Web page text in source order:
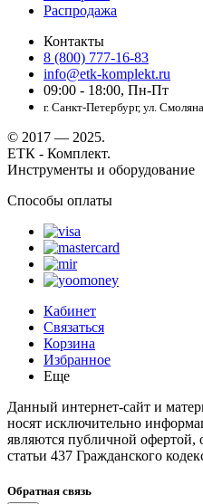
Распродажа
Контакты
8 (800) 777-16-83
info@etk-komplekt.ru
09:00 - 18:00, Пн-Пт
г. Санкт-Петербург, ул.
© 2017 — 2025.
ЕТК - Комплект.
Инструменты и оборудование
Способы оплаты
Кабинет
Связаться
Корзина
Избранное
Еще
Данный интернет-сайт и
носят исключительно
являются публичной
статьи 437 Гражданского
Обратная связь